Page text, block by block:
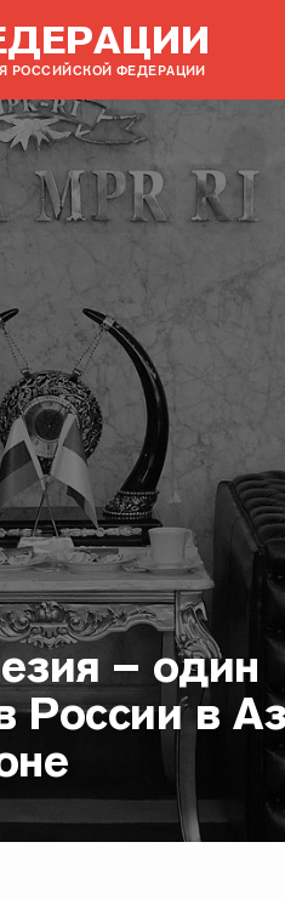
РОССИЙСКОЙ ФЕДЕРАЦИИ
– один
России в